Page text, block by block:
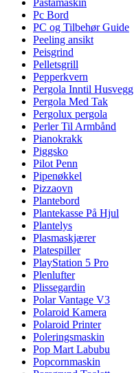
Pastamaskin
Pc Bord
PC og Tilbehør Guide
Peeling ansikt
Peisgrind
Pelletsgrill
Pepperkvern
Pergola Inntil Husvegg
Pergola Med Tak
Pergolux pergola
Perler Til Armbånd
Pianokrakk
Piggsko
Pilot Penn
Pipenøkkel
Pizzaovn
Plantebord
Plantekasse På Hjul
Plantelys
Plasmaskjærer
Platespiller
PlayStation 5 Pro
Plenlufter
Plissegardin
Polar Vantage V3
Polaroid Kamera
Polaroid Printer
Poleringsmaskin
Pop Mart Labubu
Popcornmaskin